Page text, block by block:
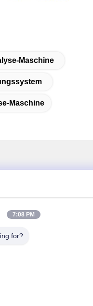
Maschine
Maschine
China7:08 PM
for?